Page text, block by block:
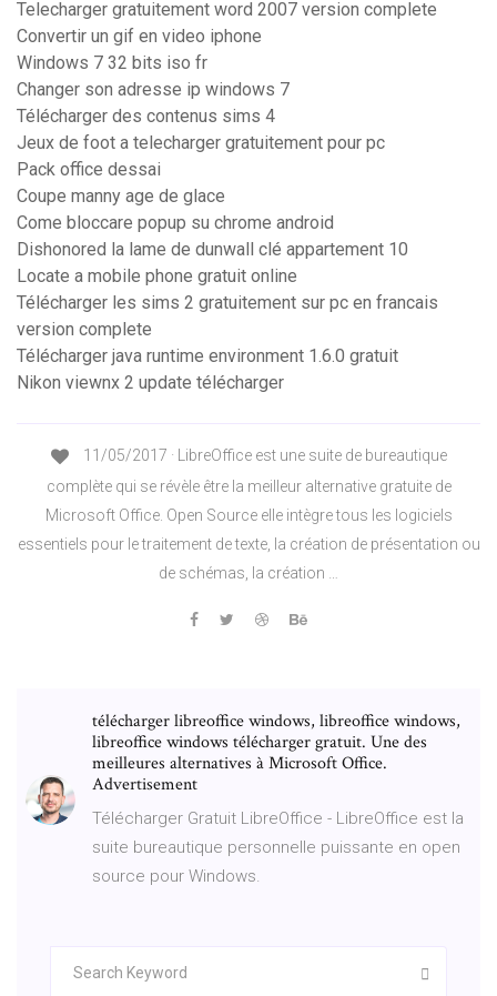
Telecharger gratuitement word 2007 version complete
Convertir un gif en video iphone
Windows 7 32 bits iso fr
Changer son adresse ip windows 7
Télécharger des contenus sims 4
Jeux de foot a telecharger gratuitement pour pc
Pack office dessai
Coupe manny age de glace
Come bloccare popup su chrome android
Dishonored la lame de dunwall clé appartement 10
Locate a mobile phone gratuit online
Télécharger les sims 2 gratuitement sur pc en francais
version complete
Télécharger java runtime environment 1.6.0 gratuit
Nikon viewnx 2 update télécharger
11/05/2017 · LibreOffice est une suite de bureautique
complète qui se révèle être la meilleur alternative gratuite de
Microsoft Office. Open Source elle intègre tous les logiciels
essentiels pour le traitement de texte, la création de présentation ou
de schémas, la création …
télécharger libreoffice windows, libreoffice windows,
libreoffice windows télécharger gratuit. Une des
meilleures alternatives à Microsoft Office.
Advertisement
Télécharger Gratuit LibreOffice - LibreOffice est la
suite bureautique personnelle puissante en open
source pour Windows.